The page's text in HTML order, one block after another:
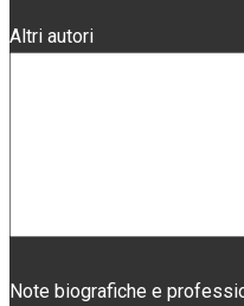
Altri autori
Note biografiche e